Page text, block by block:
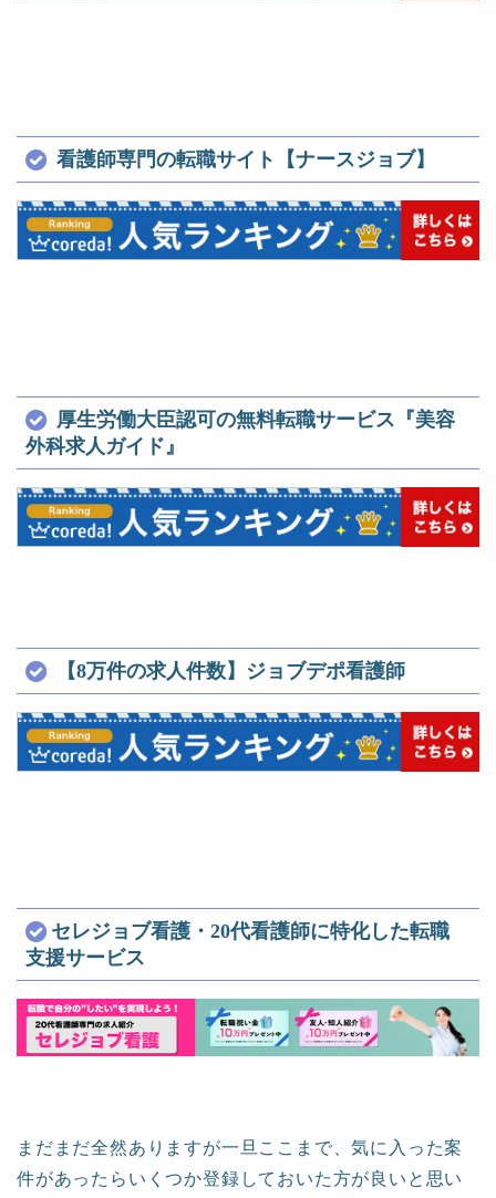
看護師専門の転職サイト【ナースジョブ】
厚生労働大臣認可の無料転職サービス『美容
外科求人ガイド』
【8万件の求人件数】ジョブデポ看護師
セレジョブ看護・20代看護師に特化した転職
支援サービス
まだまだ全然ありますが一旦ここまで、気に入った案
件があったらいくつか登録しておいた方が良いと思い